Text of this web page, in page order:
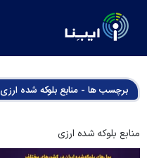
برچسب ها - منابع بلوکه شده ارزی
منابع بلوکه شده ارزی